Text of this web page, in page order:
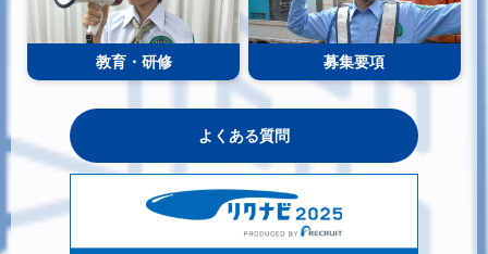
教育・研修 募集要項
よくある質問